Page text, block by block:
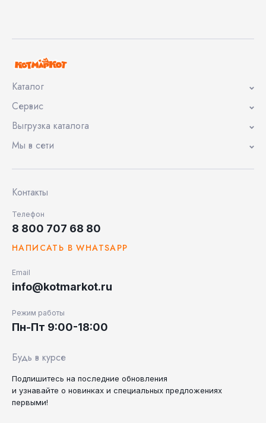
Каталог
Сервис
Выгрузка каталога
Мы в сети
Контакты
Телефон
8 800 707 68 80
НАПИСАТЬ В WHATSAPP
Email
info@kotmarkot.ru
Режим работы
Пн-Пт 9:00-18:00
Будь в курсе
Подпишитесь на последние обновления
и узнавайте о новинках и специальных предложениях
первыми!